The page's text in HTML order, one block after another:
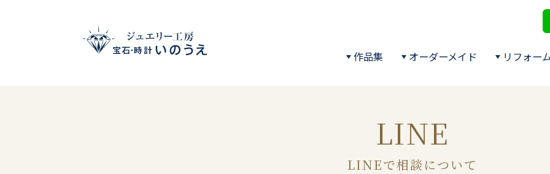
作品集 オーダーメイド リフォー
LINE
LINEで相談について